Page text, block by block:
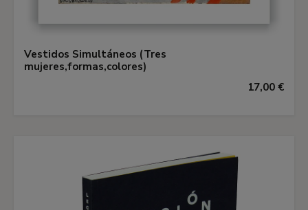
Vestidos Simultáneos (Tres
mujeres,formas,colores)
17,00 €